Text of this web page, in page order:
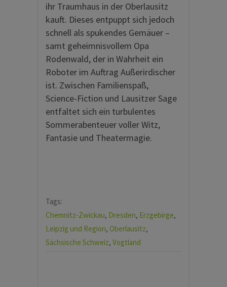
ihr Traumhaus in der Oberlausitz
kauft. Dieses entpuppt sich jedoch
schnell als spukendes Gemäuer –
samt geheimnisvollem Opa
Rodenwald, der in Wahrheit ein
Roboter im Auftrag Außerirdischer
ist. Zwischen Familienspaß,
Science-Fiction und Lausitzer Sage
entfaltet sich ein turbulentes
Sommerabenteuer voller Witz,
Fantasie und Theatermagie.
Tags:
Chemnitz-Zwickau, Dresden, Erzgebirge,
Leipzig und Region, Oberlausitz,
Sächsische Schweiz, Vogtland